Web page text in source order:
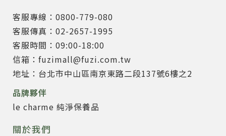
客服專線：0800-779-080
客服傳真：02-2657-1995
客服時間：09:00-18:00
信箱：fuzimall@fuzi.com.tw
地址：台北市中山區南京東路二段137號6樓之2
品牌夥伴
le charme 純淨保養品
關於我們